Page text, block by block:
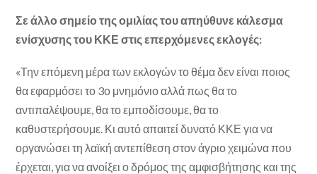
Σε άλλο σημείο της ομιλίας του απηύθυνε κάλεσμα
ενίσχυσης του ΚΚΕ στις επερχόμενες εκλογές:
«Την επόμενη μέρα των εκλογών το θέμα δεν είναι ποιος
θα εφαρμόσει το 3ο μνημόνιο αλλά πως θα το
αντιπαλέψουμε, θα το εμποδίσουμε, θα το
καθυστερήσουμε. Κι αυτό απαιτεί δυνατό ΚΚΕ για να
οργανώσει τη λαϊκή αντεπίθεση στον άγριο χειμώνα που
έρχεται, για να ανοίξει ο δρόμος της αμφισβήτησης και της